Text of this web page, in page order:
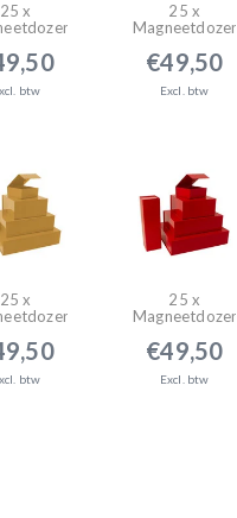
25 x
btw
25 x
Magneetdozen
€49,50
Excl. btw
25 x
btw
25 x
Magneetdozen
€49,50
Excl. btw